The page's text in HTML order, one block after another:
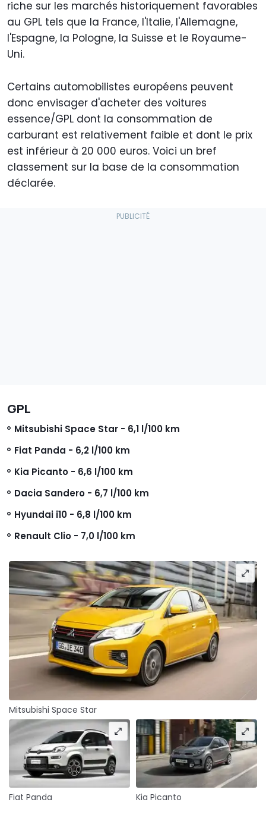
riche sur les marchés historiquement favorables
au GPL tels que la France, l'Italie, l'Allemagne,
l'Espagne, la Pologne, la Suisse et le Royaume-
Uni.
Certains automobilistes européens peuvent
donc envisager d'acheter des voitures
essence/GPL dont la consommation de
carburant est relativement faible et dont le prix
est inférieur à 20 000 euros. Voici un bref
classement sur la base de la consommation
déclarée.
GPL
Mitsubishi Space Star - 6,1 l/100 km
Fiat Panda - 6,2 l/100 km
Kia Picanto - 6,6 l/100 km
Dacia Sandero - 6,7 l/100 km
Hyundai i10 - 6,8 l/100 km
Renault Clio - 7,0 l/100 km
Mitsubishi Space Star
Fiat Panda Kia Picanto